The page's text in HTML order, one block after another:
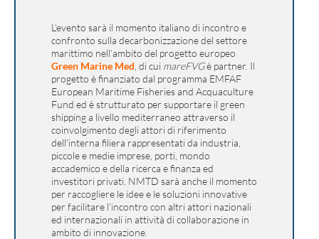
L’evento sarà il momento italiano di incontro e
confronto sulla decarbonizzazione del settore
marittimo nell’ambito del progetto europeo
Green Marine Med , di cui mareFVGè partner. Il
progetto è finanziato dal programma EMFAF
European Maritime Fisheries and Acquaculture
Fund ed è strutturato per supportare il green
shipping a livello mediterraneo attraverso il
coinvolgimento degli attori di riferimento
dell’interna filiera rappresentati da industria,
piccole e medie imprese, porti, mondo
accademico e della ricerca e finanza ed
investitori privati. NMTD sarà anche il momento
per raccogliere le idee e le soluzioni innovative
per facilitare l’incontro con altri attori nazionali
ed internazionali in attività di collaborazione in
ambito di innovazione.